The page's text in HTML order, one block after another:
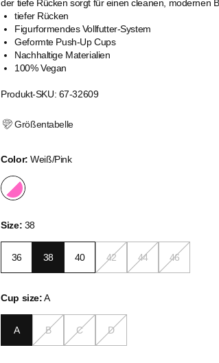
der tiefe Rücken sorgt für einen cleanen, modernen
tiefer Rücken
Figurformendes Vollfutter-System
Geformte Push-Up Cups
Nachhaltige Materialien
100% Vegan
Produkt-SKU: 67-32609
Größentabelle
Color: Weiß/Pink
Size: 38
36 38 40 42 44 46
Cup size:A
A B C D